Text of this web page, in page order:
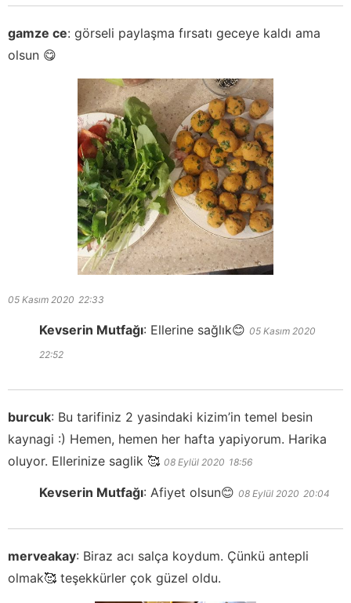
gamze ce: görseli paylaşma fırsatı geceye kaldı ama
olsun 😋
05 Kasım 2020 22:33
Kevserin Mutfağı: Ellerine sağlık😊 05 Kasım 2020
22:52
burcuk: Bu tarifiniz 2 yasindaki kizim’in temel besin
kaynagi :) Hemen, hemen her hafta yapiyorum. Harika
oluyor. Ellerinize saglik 🥰 08 Eylül 2020 18:56
Kevserin Mutfağı: Afiyet olsun😊 08 Eylül 2020 20:04
merveakay: Biraz acı salça koydum. Çünkü antepli
olmak🥰 teşekkürler çok güzel oldu.